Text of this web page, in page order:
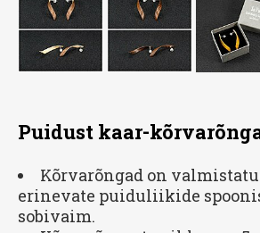
Puidust kaar-
Kõrvarõngad on
erinevate puiduliikide
sobivaim.